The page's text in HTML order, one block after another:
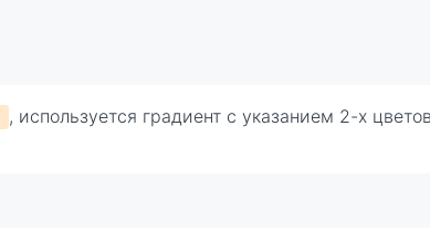
, используется градиент с указанием 2-х